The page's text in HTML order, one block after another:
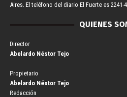
Aires. El teléfono del diario El Fuerte es 2241-
QUIENES
Director
Abelardo Néstor Tejo
Propietario
Abelardo Néstor Tejo
Redacción